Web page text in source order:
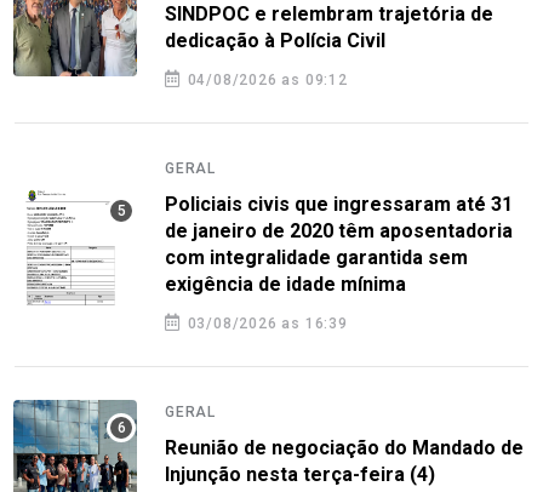
SINDPOC e relembram trajetória de
dedicação à Polícia Civil
04/08/2026 as 09:12
GERAL
Policiais civis que ingressaram até 31
de janeiro de 2020 têm aposentadoria
com integralidade garantida sem
exigência de idade mínima
03/08/2026 as 16:39
GERAL
Reunião de negociação do Mandado de
Injunção nesta terça-feira (4)